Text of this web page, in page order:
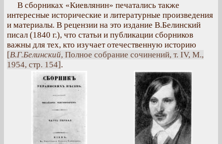
В сборниках «Киевлянин» печатались также
интересные исторические и литературные произведения
и материалы. В рецензии на это издание В.Белинский
писал (1840 г.), что статьи и публикации сборников
важны для тех, кто изучает отечественную историю
[В.Г.Белинский, Полное собрание сочинений, т. IV, М.,
1954, стр. 154].